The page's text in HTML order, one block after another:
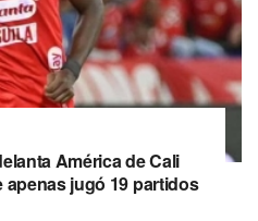
América de Cali
apenas jugó 19 partidos